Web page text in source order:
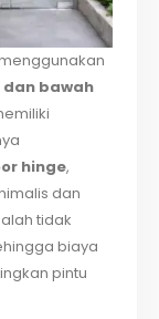
bawah
hinge,
dan
tidak
biaya
pintu